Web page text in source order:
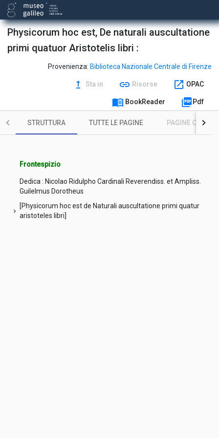
Physicorum hoc est, De naturali auscultatione
primi quatuor Aristotelis libri :
Provenienza: Biblioteca Nazionale Centrale di Firenze
upgrade Sta in link Risorse open_in_new OPAC
menu_book BookReader picture_as_pdf Pdf
STRUTTURA TUTTE LE PAGINE PAGINE CON
Frontespizio
Dedica : Nicolao Ridulpho Cardinali Reverendiss. et Ampliss.
Guilelmus Dorotheus
chevron_right
[Physicorum hoc est de Naturali auscultatione primi quatur
aristoteles libri]